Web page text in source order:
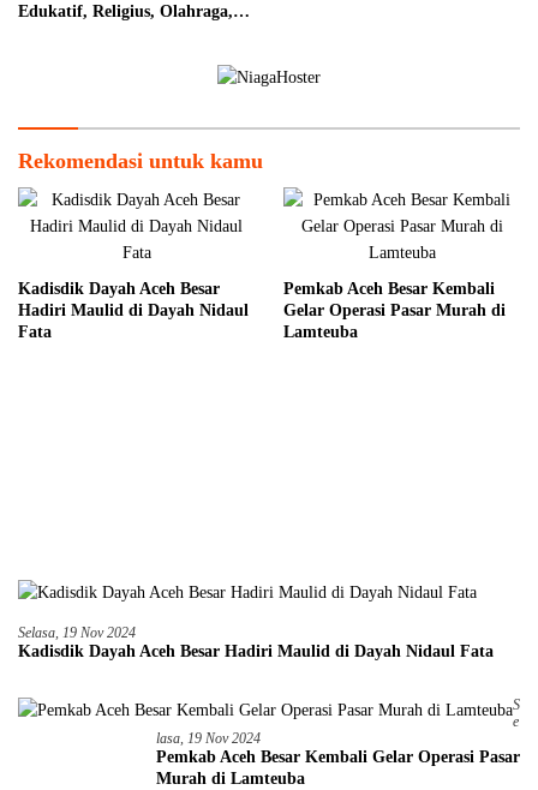
Edukatif, Religius, Olahraga,
Rekomendasi untuk kamu
Kadisdik Dayah Aceh Besar
Hadiri Maulid di Dayah Nidaul
Fata
Pemkab Aceh Besar Kembali
Gelar Operasi Pasar Murah di
Lamteuba
Selasa, 19 Nov 2024
Kadisdik Dayah Aceh Besar Hadiri Maulid di Dayah Nidaul Fata
S
E
Lasa, 19 Nov 2024
Pemkab Aceh Besar Kembali Gelar Operasi Pasar
Murah di Lamteuba